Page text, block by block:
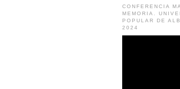
CONFERENCIA
MEMORIA.
POPULAR DE
2024